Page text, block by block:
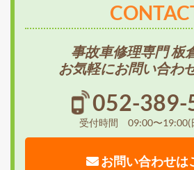
事故車修理専門 板
お気軽にお問い合わ
052-389-
受付時間 09:00〜19:00(
お問い合わせは